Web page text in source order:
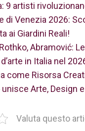
9 artisti
di Venezia 2026:
ai Giardini Reali!
Abramović:
in Italia nel
come Risorsa
unisce Arte, Design
Valuta questo